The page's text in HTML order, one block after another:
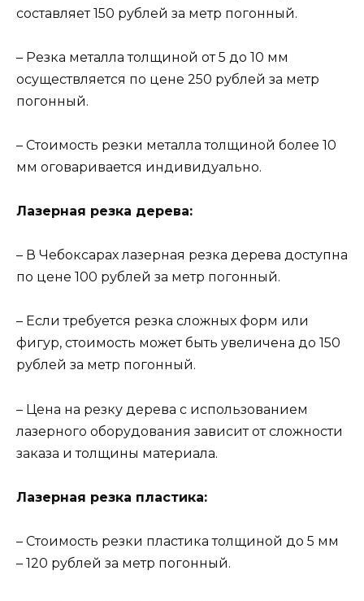
составляет 150 рублей за метр погонный.
– Резка металла толщиной от 5 до 10 мм
осуществляется по цене 250 рублей за метр
погонный.
– Стоимость резки металла толщиной более 10
мм оговаривается индивидуально.
Лазерная резка дерева:
– В Чебоксарах лазерная резка дерева доступна
по цене 100 рублей за метр погонный.
– Если требуется резка сложных форм или
фигур, стоимость может быть увеличена до 150
рублей за метр погонный.
– Цена на резку дерева с использованием
лазерного оборудования зависит от сложности
заказа и толщины материала.
Лазерная резка пластика:
– Стоимость резки пластика толщиной до 5 мм
– 120 рублей за метр погонный.